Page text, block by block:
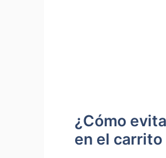
¿Cómo⁤
en el carrito